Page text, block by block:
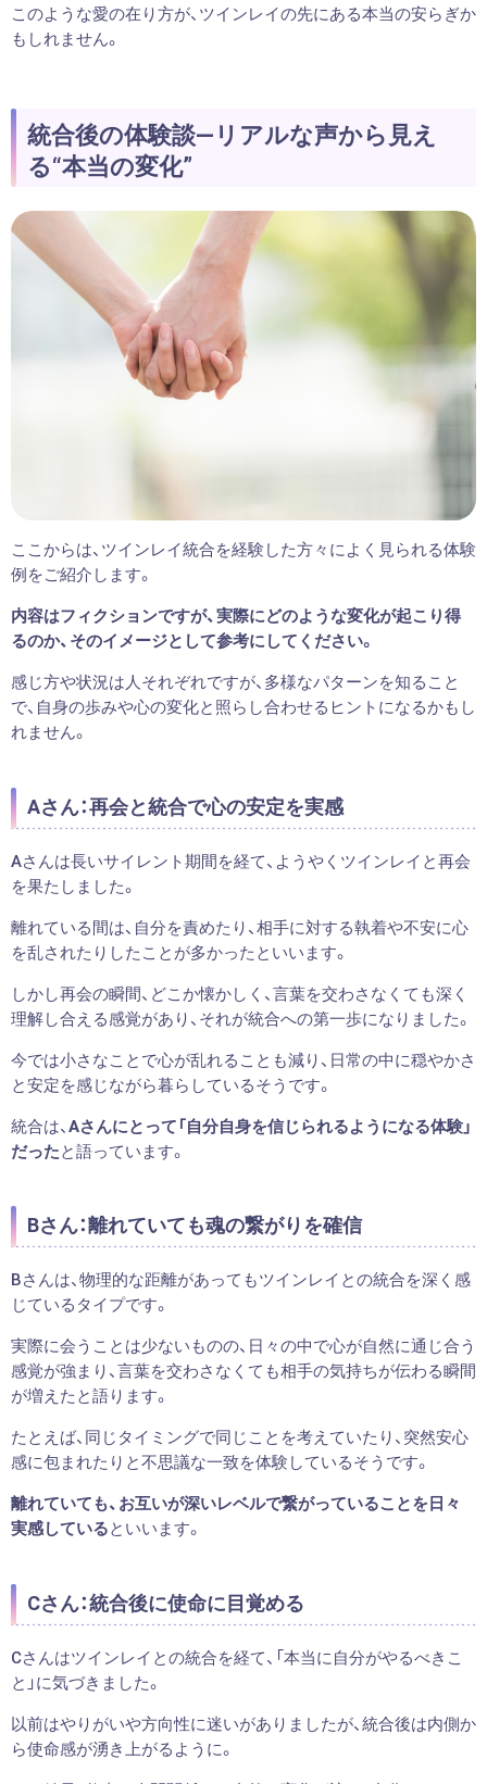
このような愛の在り方が、ツインレイの先にある本当の安らぎか
もしれません。
統合後の体験談―リアルな声から見え
る“本当の変化”
ここからは、ツインレイ統合を経験した方々によく見られる体験
例をご紹介します。
内容はフィクションですが、実際にどのような変化が起こり得
るのか、そのイメージとして参考にしてください。
感じ方や状況は人それぞれですが、多様なパターンを知ること
で、自身の歩みや心の変化と照らし合わせるヒントになるかもし
れません。
Aさん：再会と統合で心の安定を実感
Aさんは長いサイレント期間を経て、ようやくツインレイと再会
を果たしました。
離れている間は、自分を責めたり、相手に対する執着や不安に心
を乱されたりしたことが多かったといいます。
しかし再会の瞬間、どこか懐かしく、言葉を交わさなくても深く
理解し合える感覚があり、それが統合への第一歩になりました。
今では小さなことで心が乱れることも減り、日常の中に穏やかさ
と安定を感じながら暮らしているそうです。
統合は、Aさんにとって「自分自身を信じられるようになる体験」
だったと語っています。
Bさん：離れていても魂の繋がりを確信
Bさんは、物理的な距離があってもツインレイとの統合を深く感
じているタイプです。
実際に会うことは少ないものの、日々の中で心が自然に通じ合う
感覚が強まり、言葉を交わさなくても相手の気持ちが伝わる瞬間
が増えたと語ります。
たとえば、同じタイミングで同じことを考えていたり、突然安心
感に包まれたりと不思議な一致を体験しているそうです。
離れていても、お互いが深いレベルで繋がっていることを日々
実感しているといいます。
Cさん：統合後に使命に目覚める
Cさんはツインレイとの統合を経て、「本当に自分がやるべきこ
と」に気づきました。
以前はやりがいや方向性に迷いがありましたが、統合後は内側か
ら使命感が湧き上がるように。